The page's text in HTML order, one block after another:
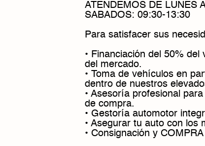
ATENDEMOS DE LUNES
SABADOS: 09:30-13:30
Para satisfacer sus
• Financiación del 50%
del mercado.
• Toma de vehículos en
dentro de nuestros
• Asesoría profesional
de compra.
• Gestoría automotor
• Asegurar tu auto con los
• Consignación y